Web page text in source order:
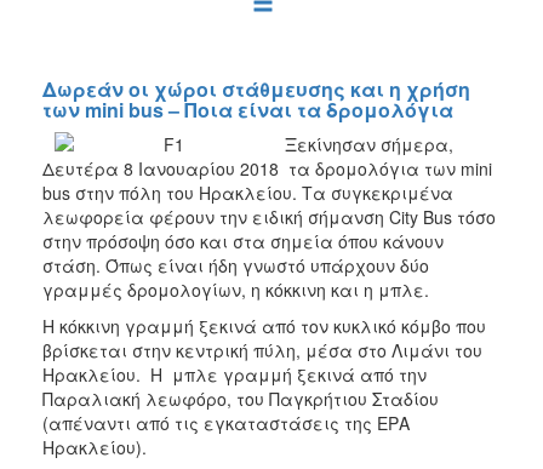
ΗΡΑΚΛΕΙΟ
Δωρεάν οι χώροι στάθμευσης και η χρήση
των mini bus – Ποια είναι τα δρομολόγια
Ξεκίνησαν σήμερα,
Δευτέρα 8 Ιανουαρίου 2018 τα δρομολόγια των mini
bus στην πόλη του Ηρακλείου. Τα συγκεκριμένα
λεωφορεία φέρουν την ειδική σήμανση City Bus τόσο
στην πρόσοψη όσο και στα σημεία όπου κάνουν
στάση. Όπως είναι ήδη γνωστό υπάρχουν δύο
γραμμές δρομολογίων, η κόκκινη και η μπλε.
Η κόκκινη γραμμή ξεκινά από τον κυκλικό κόμβο που
βρίσκεται στην κεντρική πύλη, μέσα στο Λιμάνι του
Ηρακλείου. Η μπλε γραμμή ξεκινά από την
Παραλιακή λεωφόρο, του Παγκρήτιου Σταδίου
(απέναντι από τις εγκαταστάσεις της ΕΡΑ
Ηρακλείου).